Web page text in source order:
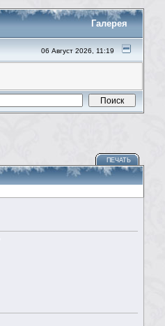
Галерея
06 Август 2026, 11:19
ПЕЧАТЬ